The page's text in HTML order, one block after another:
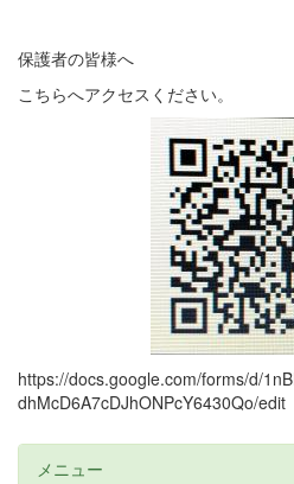
保護者の皆様へ
こちらへアクセスください。
https://docs.google.com/forms/d/
dhMcD6A7cDJhONPcY6430Qo/edit
メニュー